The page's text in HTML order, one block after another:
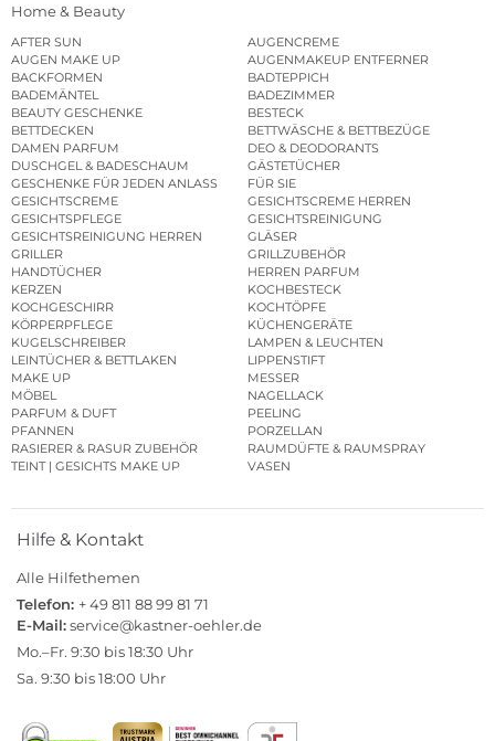
Home & Beauty
AFTER SUN
AUGENCREME
AUGEN MAKE UP
AUGENMAKEUP ENTFERNER
BACKFORMEN
BADTEPPICH
BADEMÄNTEL
BADEZIMMER
BEAUTY GESCHENKE
BESTECK
BETTDECKEN
BETTWÄSCHE & BETTBEZÜGE
DAMEN PARFUM
DEO & DEODORANTS
DUSCHGEL & BADESCHAUM
GÄSTETÜCHER
GESCHENKE FÜR JEDEN ANLASS
FÜR SIE
GESICHTSCREME
GESICHTSCREME HERREN
GESICHTSPFLEGE
GESICHTSREINIGUNG
GESICHTSREINIGUNG HERREN
GLÄSER
GRILLER
GRILLZUBEHÖR
HANDTÜCHER
HERREN PARFUM
KERZEN
KOCHBESTECK
KOCHGESCHIRR
KOCHTÖPFE
KÖRPERPFLEGE
KÜCHENGERÄTE
KUGELSCHREIBER
LAMPEN & LEUCHTEN
LEINTÜCHER & BETTLAKEN
LIPPENSTIFT
MAKE UP
MESSER
MÖBEL
NAGELLACK
PARFUM & DUFT
PEELING
PFANNEN
PORZELLAN
RASIERER & RASUR ZUBEHÖR
RAUMDÜFTE & RAUMSPRAY
TEINT | GESICHTS MAKE UP
VASEN
Hilfe & Kontakt
Alle Hilfethemen
Telefon: + 49 811 88 99 81 71
E-Mail:service@kastner-oehler.de
Mo.–Fr. 9:30 bis 18:30 Uhr
Sa. 9:30 bis 18:00 Uhr